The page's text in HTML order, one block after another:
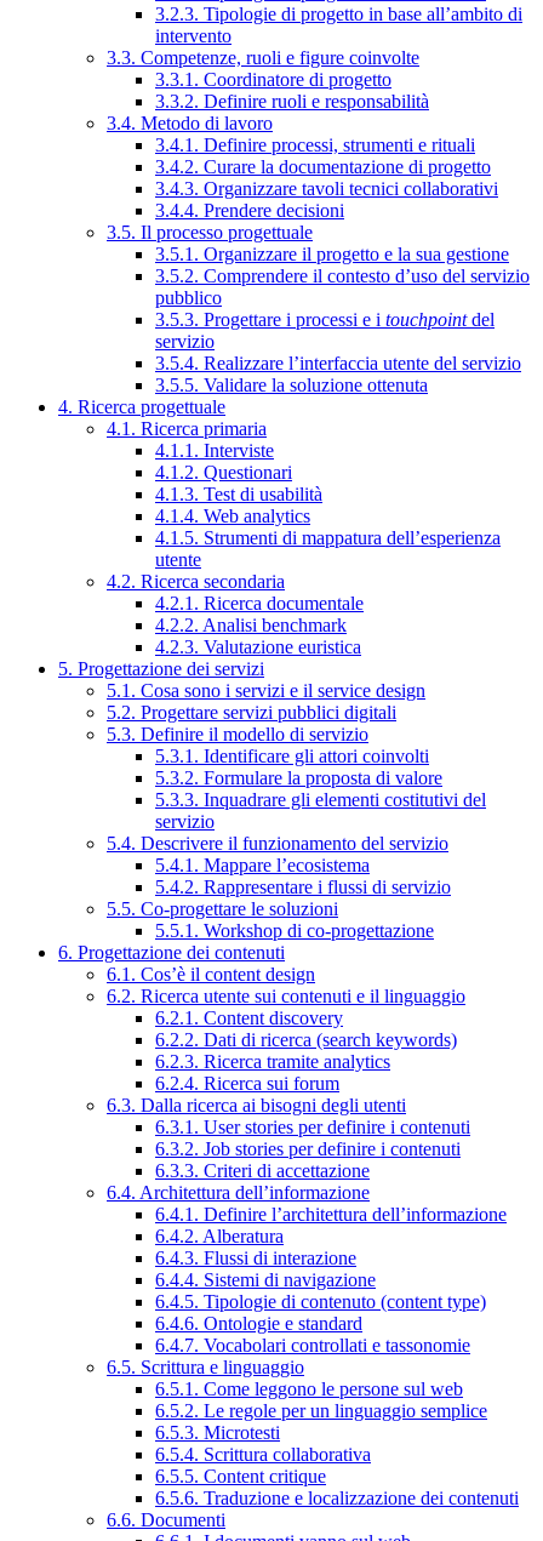
3.2.3. Tipologie di progetto in base all’ambito di
intervento
3.3. Competenze, ruoli e figure coinvolte
3.3.1. Coordinatore di progetto
3.3.2. Definire ruoli e responsabilità
3.4. Metodo di lavoro
3.4.1. Definire processi, strumenti e rituali
3.4.2. Curare la documentazione di progetto
3.4.3. Organizzare tavoli tecnici collaborativi
3.4.4. Prendere decisioni
3.5. Il processo progettuale
3.5.1. Organizzare il progetto e la sua gestione
3.5.2. Comprendere il contesto d’uso del servizio
pubblico
3.5.3. Progettare i processi e i touchpointdel
servizio
3.5.4. Realizzare l’interfaccia utente del servizio
3.5.5. Validare la soluzione ottenuta
4. Ricerca progettuale
4.1. Ricerca primaria
4.1.1. Interviste
4.1.2. Questionari
4.1.3. Test di usabilità
4.1.4. Web analytics
4.1.5. Strumenti di mappatura dell’esperienza
utente
4.2. Ricerca secondaria
4.2.1. Ricerca documentale
4.2.2. Analisi benchmark
4.2.3. Valutazione euristica
5. Progettazione dei servizi
5.1. Cosa sono i servizi e il service design
5.2. Progettare servizi pubblici digitali
5.3. Definire il modello di servizio
5.3.1. Identificare gli attori coinvolti
5.3.2. Formulare la proposta di valore
5.3.3. Inquadrare gli elementi costitutivi del
servizio
5.4. Descrivere il funzionamento del servizio
5.4.1. Mappare l’ecosistema
5.4.2. Rappresentare i flussi di servizio
5.5. Co-progettare le soluzioni
5.5.1. Workshop di co-progettazione
6. Progettazione dei contenuti
6.1. Cos’è il content design
6.2. Ricerca utente sui contenuti e il linguaggio
6.2.1. Content discovery
6.2.2. Dati di ricerca (search keywords)
6.2.3. Ricerca tramite analytics
6.2.4. Ricerca sui forum
6.3. Dalla ricerca ai bisogni degli utenti
6.3.1. User stories per definire i contenuti
6.3.2. Job stories per definire i contenuti
6.3.3. Criteri di accettazione
6.4. Architettura dell’informazione
6.4.1. Definire l’architettura dell’informazione
6.4.2. Alberatura
6.4.3. Flussi di interazione
6.4.4. Sistemi di navigazione
6.4.5. Tipologie di contenuto (content type)
6.4.6. Ontologie e standard
6.4.7. Vocabolari controllati e tassonomie
6.5. Scrittura e linguaggio
6.5.1. Come leggono le persone sul web
6.5.2. Le regole per un linguaggio semplice
6.5.3. Microtesti
6.5.4. Scrittura collaborativa
6.5.5. Content critique
6.5.6. Traduzione e localizzazione dei contenuti
6.6. Documenti